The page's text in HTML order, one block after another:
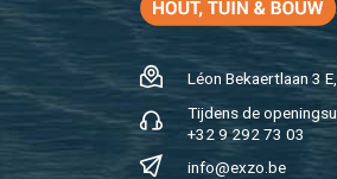
Léon Be­kaert­laan 3
Tij­dens de
+32 9 292 73 03
info@​exzo.​be